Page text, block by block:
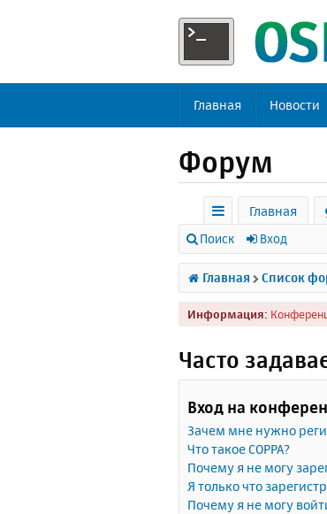
Главная Новости
Форум
с
ы
л
к
Главная
Поиск Вход
Главная Список
Информация:
Часто
Вход на
Зачем мне нужно
Что такое COPPA?
Почему я не могу
Я только что
Почему я не могу